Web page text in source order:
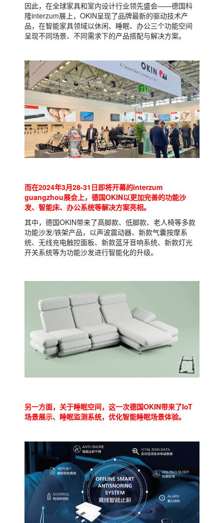
因此，在全球家具和室内设计行业领先盛会——德国科
隆interzum展上，OKIN呈现了品牌最新的驱动技术产
品，在智能家具领域以休闲、睡眠、办公三个功能空间
呈现不同场景、不同需求下的产品搭配与解决方案。
而在2024年3月28-31日即将开幕的interzum
guangzhou展会上，德国OKIN以更加完善的功能沙
发、智能床、办公系统等解决方案亮相。
其中，德国OKIN带来了高脚款、低脚款、老人椅等多款
功能沙发/铁架产品，以声波震动器、新款气囊按摩系
统、无线充电触控面板、新款蓝牙音响系统、新款灯光
开关系统等为功能沙发进行智能化的升级。
另一方面，关于睡眠空间，这一次德国OKIN带来了IoT
场景展示、睡眠监测系统，优化智能睡眠场景体验。